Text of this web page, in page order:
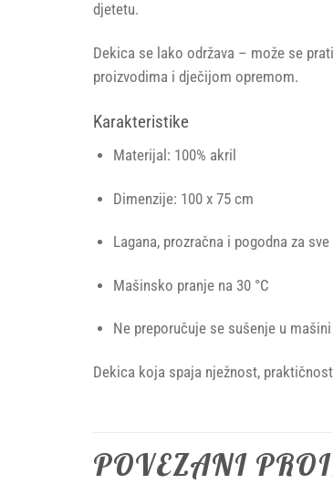
djetetu.
Dekica se lako održava – može se
proizvodima i dječijom opremom.
Karakteristike
Materijal: 100% akril
Dimenzije: 100 x 75 cm
Lagana, prozračna i pogodna za
Mašinsko pranje na 30 °C
Ne preporučuje se sušenje u
Dekica koja spaja nježnost,
POVEZANI